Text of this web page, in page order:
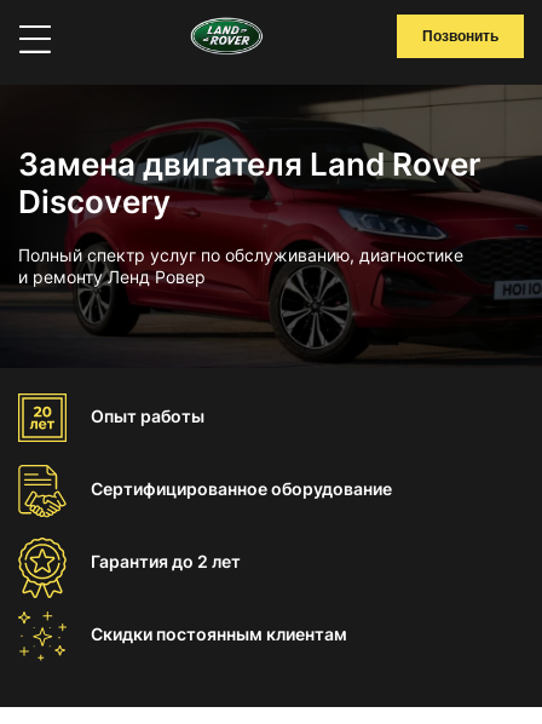
Позвонить
Замена двигателя Land Rover
Discovery
Полный спектр услуг по обслуживанию, диагностике
и ремонту Ленд Ровер
Опыт работы
Сертифицированноеоборудование
Гарантиядо 2 лет
Скидки постоянным клиентам